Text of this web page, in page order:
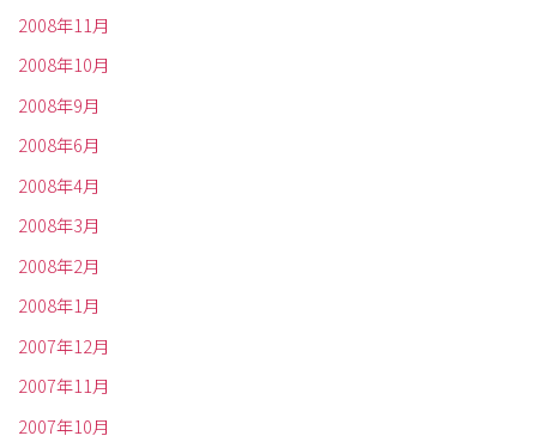
2008年11月
2008年10月
2008年9月
2008年6月
2008年4月
2008年3月
2008年2月
2008年1月
2007年12月
2007年11月
2007年10月